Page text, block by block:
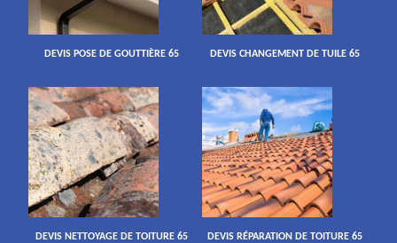
DEVIS POSE DE GOUTTIÈRE 65 DEVIS CHANGEMENT DE TUILE 65
DEVIS NETTOYAGE DE TOITURE 65 DEVIS RÉPARATION DE TOITURE 65